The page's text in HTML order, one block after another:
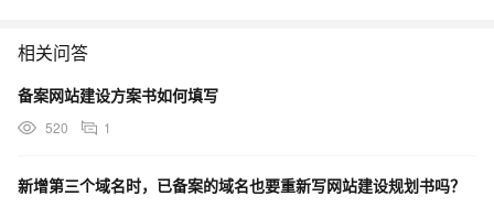
相关问答
备案网站建设方案书如何填写
520 1
新增第三个域名时，已备案的域名也要重新写网站建设规划书吗？